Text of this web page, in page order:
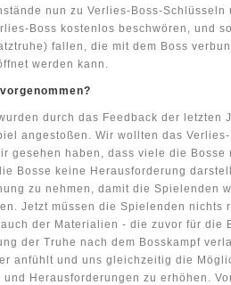
nun zu Verlies-Boss-Schlüsseln
Boss kostenlos beschwören, und
fallen, die mit dem Boss
werden kann.
durch das Feedback der letzten
angestoßen. Wir wollten das
gesehen haben, dass viele die Bosse
Bosse keine Herausforderung
zu nehmen, damit die Spielenden
Jetzt müssen die Spielenden nichts
der Materialien - die zuvor für die
der Truhe nach dem Bosskampf
anfühlt und uns gleichzeitig die
Herausforderungen zu erhöhen.